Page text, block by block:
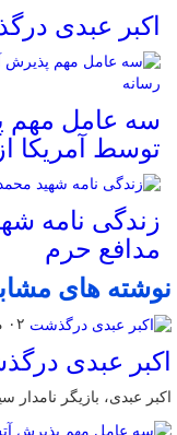
اکبر عبدی
سه عامل مهم
توسط آمریکا
زندگی نامه
مدافع حرم
نوشته های
۰۲ مرداد ۱۴۰۵
اکبر عبدی
اکبر عبدی، بازیگر